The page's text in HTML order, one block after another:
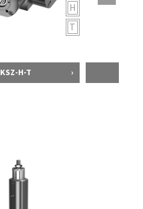
H
T
KSZ-H-T